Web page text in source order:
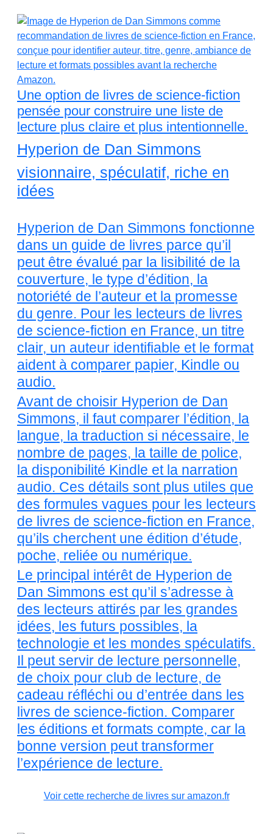
Une option de livres de science-fiction
pensée pour construire une liste de
lecture plus claire et plus intentionnelle.
Hyperion de Dan Simmons
visionnaire, spéculatif, riche en
idées
Hyperion de Dan Simmons fonctionne
dans un guide de livres parce qu’il
peut être évalué par la lisibilité de la
couverture, le type d’édition, la
notoriété de l’auteur et la promesse
du genre. Pour les lecteurs de livres
de science-fiction en France, un titre
clair, un auteur identifiable et le format
aident à comparer papier, Kindle ou
audio.
Avant de choisir Hyperion de Dan
Simmons, il faut comparer l’édition, la
langue, la traduction si nécessaire, le
nombre de pages, la taille de police,
la disponibilité Kindle et la narration
audio. Ces détails sont plus utiles que
des formules vagues pour les lecteurs
de livres de science-fiction en France,
qu’ils cherchent une édition d’étude,
poche, reliée ou numérique.
Le principal intérêt de Hyperion de
Dan Simmons est qu’il s’adresse à
des lecteurs attirés par les grandes
idées, les futurs possibles, la
technologie et les mondes spéculatifs.
Il peut servir de lecture personnelle,
de choix pour club de lecture, de
cadeau réfléchi ou d’entrée dans les
livres de science-fiction. Comparer
les éditions et formats compte, car la
bonne version peut transformer
l’expérience de lecture.
Voir cette recherche de livres sur amazon.fr